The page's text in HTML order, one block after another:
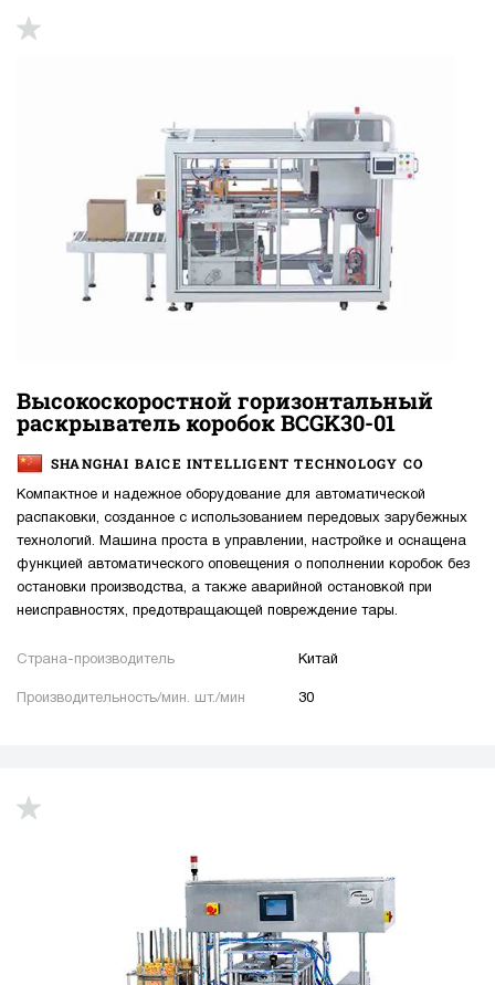
Высокоскоростной горизонтальный
раскрыватель коробок BCGK30-01
SHANGHAI BAICE INTELLIGENT TECHNOLOGY CO
Компактное и надежное оборудование для автоматической
распаковки, созданное с использованием передовых зарубежных
технологий. Машина проста в управлении, настройке и оснащена
функцией автоматического оповещения о пополнении коробок без
остановки производства, а также аварийной остановкой при
неисправностях, предотвращающей повреждение тары.
Страна-производитель Китай
Производительность/мин. шт./мин 30